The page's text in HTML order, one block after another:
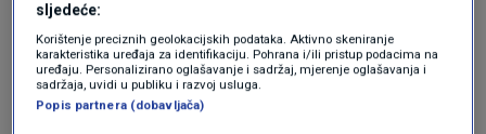
video-cdn src="https://best-
vod.umn.cdn.united.cloud/stream?
sljedeće:
Korištenje preciznih geolokacijskih podataka. Aktivno skeniranje
karakteristika uređaja za identifikaciju. Pohrana i/ili pristup podacima na
uređaju. Personalizirano oglašavanje i sadržaj, mjerenje oglašavanja i
sadržaja, uvidi u publiku i razvoj usluga.
Popis partnera (dobavljača)